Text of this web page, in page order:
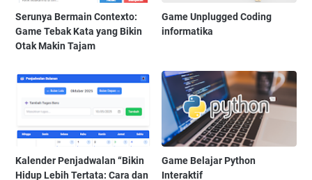
Serunya Bermain Contexto:
Game Tebak Kata yang Bikin
Otak Makin Tajam
Game Unplugged Coding
informatika
Kalender Penjadwalan “Bikin
Hidup Lebih Tertata: Cara dan
Game Belajar Python
Interaktif